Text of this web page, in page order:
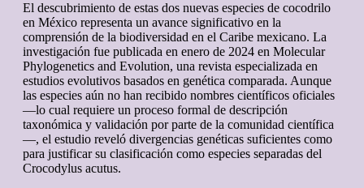
El descubrimiento de estas dos nuevas especies de cocodrilo
en México representa un avance significativo en la
comprensión de la biodiversidad en el Caribe mexicano. La
investigación fue publicada en enero de 2024 en Molecular
Phylogenetics and Evolution, una revista especializada en
estudios evolutivos basados en genética comparada. Aunque
las especies aún no han recibido nombres científicos oficiales
—lo cual requiere un proceso formal de descripción
taxonómica y validación por parte de la comunidad científica
—, el estudio reveló divergencias genéticas suficientes como
para justificar su clasificación como especies separadas del
Crocodylus acutus.